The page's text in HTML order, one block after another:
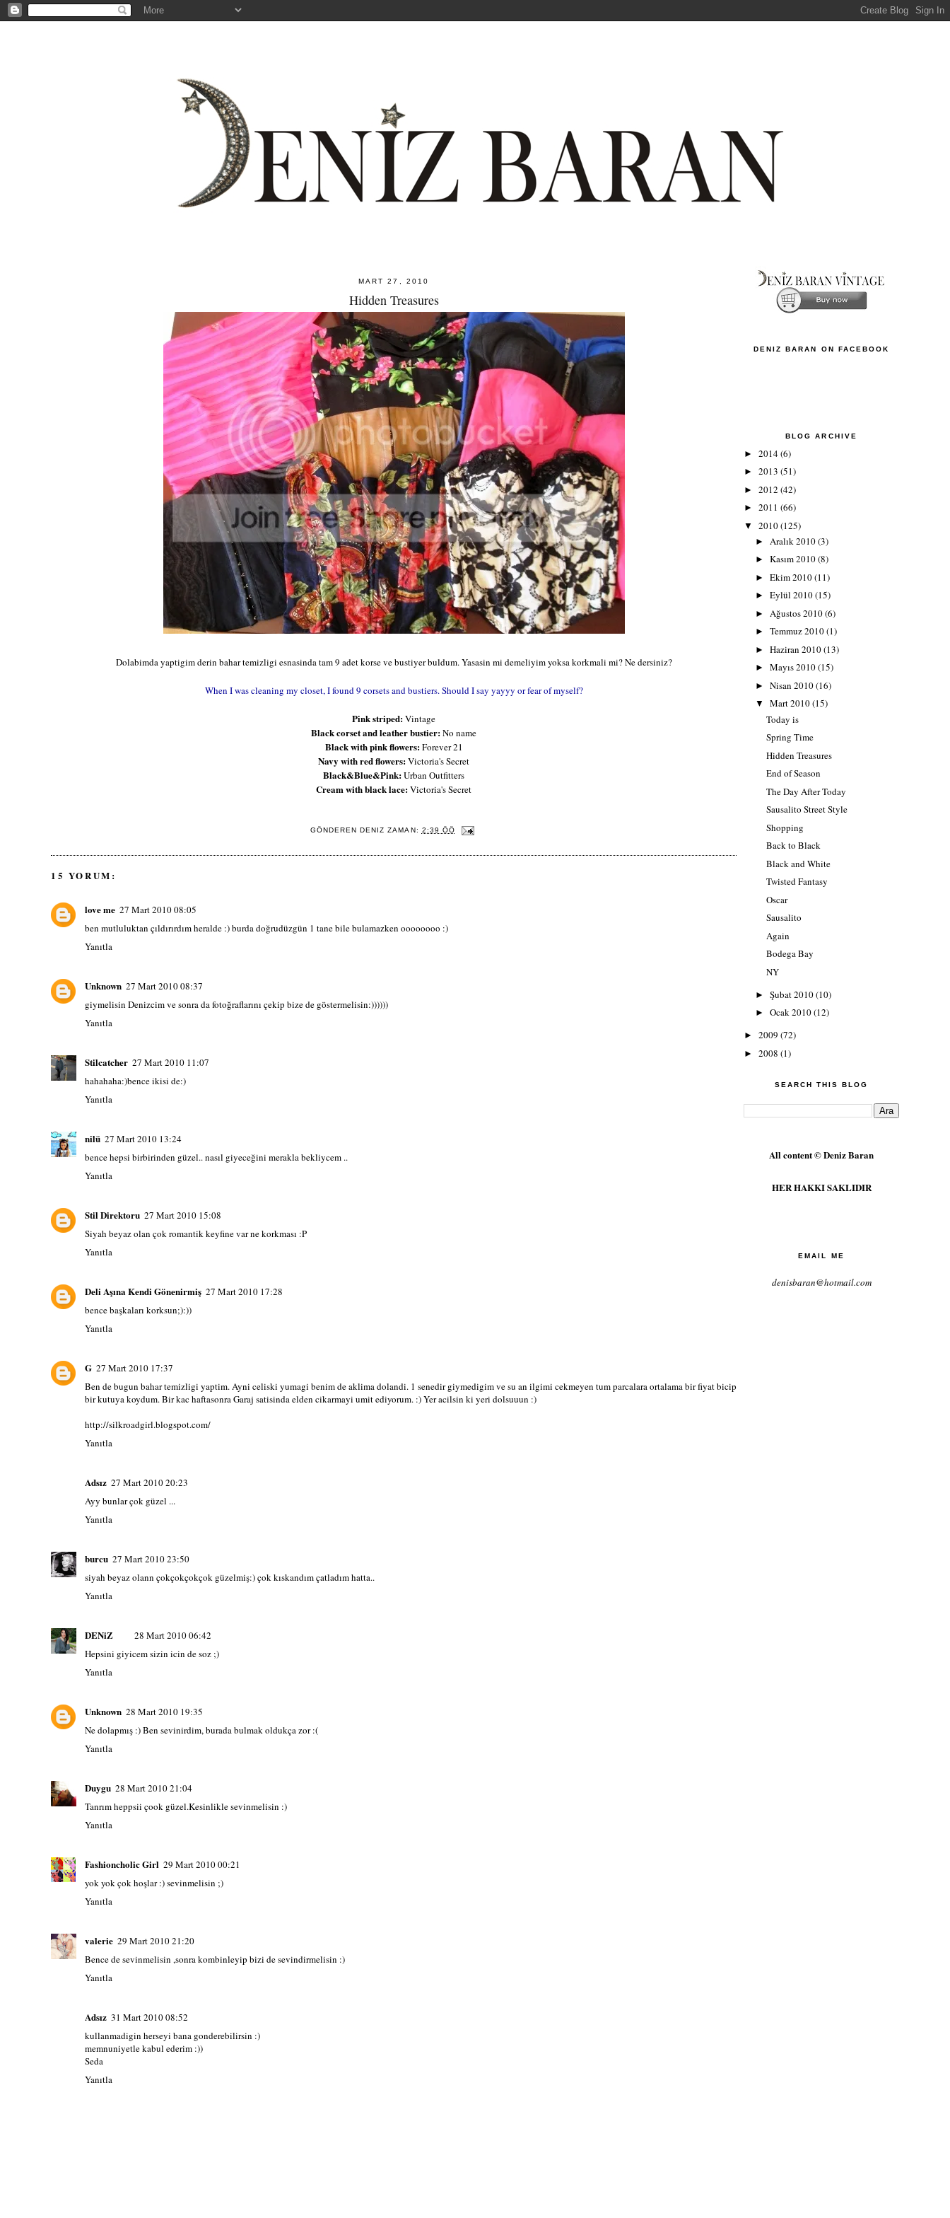
MART 27, 2010
Hidden Treasures
Dolabimda yaptigim derin bahar temizligi esnasinda tam 9 adet korse ve bustiyer buldum. Yasasin mi demeliyim yoksa korkmali mi? Ne dersiniz?
When I was cleaning my closet, I found 9 corsets and bustiers. Should I say yayyy or fear of myself?
Pink striped:Vintage
Black corset and leather bustier:No name
Black with pink flowers:Forever 21
Navy with red flowers:Victoria's Secret
Black&Blue&Pink:Urban Outfitters
Cream with black lace:Victoria's Secret
GÖNDEREN DENIZ ZAMAN: 2:39 ÖÖ
15 YORUM:
love me 27 Mart 2010 08:05
ben mutluluktan çıldırırdım heralde :) burda doğrudüzgün 1 tane bile bulamazken oooooooo :)
Yanıtla
Unknown 27 Mart 2010 08:37
giymelisin Denizcim ve sonra da fotoğraflarını çekip bize de göstermelisin:))))))
Yanıtla
Stilcatcher 27 Mart 2010 11:07
hahahaha:)bence ikisi de:)
Yanıtla
nilü 27 Mart 2010 13:24
bence hepsi birbirinden güzel.. nasıl giyeceğini merakla bekliycem ..
Yanıtla
Stil Direktoru 27 Mart 2010 15:08
Siyah beyaz olan çok romantik keyfine var ne korkması :P
Yanıtla
Deli Aşına Kendi Gönenirmiş 27 Mart 2010 17:28
bence başkaları korksun;):))
Yanıtla
G 27 Mart 2010 17:37
Ben de bugun bahar temizligi yaptim. Ayni celiski yumagi benim de aklima dolandi. 1 senedir giymedigim ve su an ilgimi cekmeyen tum parcalara ortalama bir fiyat bicip
bir kutuya koydum. Bir kac haftasonra Garaj satisinda elden cikarmayi umit ediyorum. :) Yer acilsin ki yeri dolsuuun :)
http://silkroadgirl.blogspot.com/
Yanıtla
Adsız 27 Mart 2010 20:23
Ayy bunlar çok güzel ...
Yanıtla
burcu 27 Mart 2010 23:50
siyah beyaz olann çokçokçokçok güzelmiş:) çok kıskandım çatladım hatta..
Yanıtla
DENiZ
28 Mart 2010 06:42
Hepsini giyicem sizin icin de soz ;)
Yanıtla
Unknown 28 Mart 2010 19:35
Ne dolapmış :) Ben sevinirdim, burada bulmak oldukça zor :(
Yanıtla
Duygu 28 Mart 2010 21:04
Tanrım heppsii çook güzel.Kesinlikle sevinmelisin :)
Yanıtla
Fashioncholic Girl 29 Mart 2010 00:21
yok yok çok hoşlar :) sevinmelisin ;)
Yanıtla
valerie 29 Mart 2010 21:20
Bence de sevinmelisin ,sonra kombinleyip bizi de sevindirmelisin :)
Yanıtla
Adsız 31 Mart 2010 08:52
kullanmadigin herseyi bana gonderebilirsin :)
memnuniyetle kabul ederim :))
Seda
Yanıtla
DENIZ BARAN ON FACEBOOK
BLOG ARCHIVE
► 2014(6)
► 2013 (51)
► 2012 (42)
► 2011 (66)
▼ 2010(125)
► Aralık 2010(3)
► Kasım 2010(8)
► Ekim 2010(11)
► Eylül 2010(15)
► Ağustos 2010(6)
► Temmuz 2010(1)
► Haziran 2010(13)
► Mayıs 2010(15)
► Nisan 2010(16)
▼ Mart 2010(15)
Today is
Spring Time
Hidden Treasures
End of Season
The Day After Today
Sausalito Street Style
Shopping
Back to Black
Black and White
Twisted Fantasy
Oscar
Sausalito
Again
Bodega Bay
NY
► Şubat 2010(10)
► Ocak 2010(12)
► 2009 (72)
► 2008 (1)
SEARCH THIS BLOG
All content © Deniz Baran
HER HAKKI SAKLIDIR
EMAIL ME
denisbaran@hotmail.com